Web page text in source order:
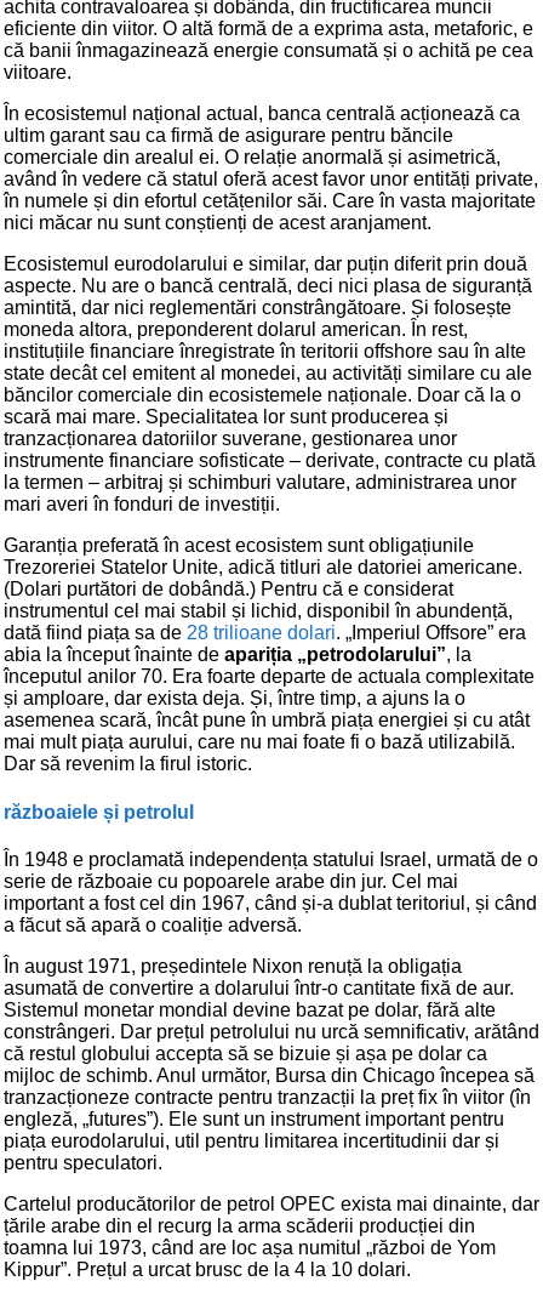
achita contravaloarea și dobânda, din fructificarea muncii
eficiente din viitor. O altă formă de a exprima asta, metaforic, e
că banii înmagazinează energie consumată și o achită pe cea
viitoare.
În ecosistemul național actual, banca centrală acționează ca
ultim garant sau ca firmă de asigurare pentru băncile
comerciale din arealul ei. O relație anormală și asimetrică,
având în vedere că statul oferă acest favor unor entități private,
în numele și din efortul cetățenilor săi. Care în vasta majoritate
nici măcar nu sunt conștienți de acest aranjament.
Ecosistemul eurodolarului e similar, dar puțin diferit prin două
aspecte. Nu are o bancă centrală, deci nici plasa de siguranță
amintită, dar nici reglementări constrângătoare. Și folosește
moneda altora, preponderent dolarul american. În rest,
instituțiile financiare înregistrate în teritorii offshore sau în alte
state decât cel emitent al monedei, au activități similare cu ale
băncilor comerciale din ecosistemele naționale. Doar că la o
scară mai mare. Specialitatea lor sunt producerea și
tranzacționarea datoriilor suverane, gestionarea unor
instrumente financiare sofisticate – derivate, contracte cu plată
la termen – arbitraj și schimburi valutare, administrarea unor
mari averi în fonduri de investiții.
Garanția preferată în acest ecosistem sunt obligațiunile
Trezoreriei Statelor Unite, adică titluri ale datoriei americane.
(Dolari purtători de dobândă.) Pentru că e considerat
instrumentul cel mai stabil și lichid, disponibil în abundență,
dată fiind piața sa de 28 trilioane dolari. „Imperiul Offsore” era
abia la început înainte de apariția „petrodolarului”, la
începutul anilor 70. Era foarte departe de actuala complexitate
și amploare, dar exista deja. Și, între timp, a ajuns la o
asemenea scară, încât pune în umbră piața energiei și cu atât
mai mult piața aurului, care nu mai foate fi o bază utilizabilă.
Dar să revenim la firul istoric.
războaiele și petrolul
În 1948 e proclamată independența statului Israel, urmată de o
serie de războaie cu popoarele arabe din jur. Cel mai
important a fost cel din 1967, când și-a dublat teritoriul, și când
a făcut să apară o coaliție adversă.
În august 1971, președintele Nixon renuță la obligația
asumată de convertire a dolarului într-o cantitate fixă de aur.
Sistemul monetar mondial devine bazat pe dolar, fără alte
constrângeri. Dar prețul petrolului nu urcă semnificativ, arătând
că restul globului accepta să se bizuie și așa pe dolar ca
mijloc de schimb. Anul următor, Bursa din Chicago începea să
tranzacționeze contracte pentru tranzacții la preț fix în viitor (în
engleză, „futures”). Ele sunt un instrument important pentru
piața eurodolarului, util pentru limitarea incertitudinii dar și
pentru speculatori.
Cartelul producătorilor de petrol OPEC exista mai dinainte, dar
țările arabe din el recurg la arma scăderii producției din
toamna lui 1973, când are loc așa numitul „război de Yom
Kippur”. Prețul a urcat brusc de la 4 la 10 dolari.